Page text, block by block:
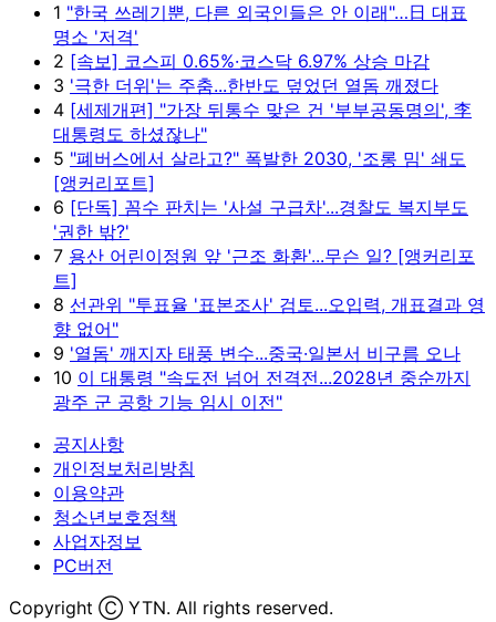
1 "한국 쓰레기뿐, 다른 외국인들은 안 이래"…日 대표
명소 '저격'
2 [속보] 코스피 0.65%·코스닥 6.97% 상승 마감
3 '극한 더위'는 주춤...한반도 덮었던 열돔 깨졌다
4 [세제개편] "가장 뒤통수 맞은 건 '부부공동명의', 李
대통령도 하셨잖나"
5 "폐버스에서 살라고?" 폭발한 2030, '조롱 밈' 쇄도
[앵커리포트]
6 [단독] 꼼수 판치는 '사설 구급차'...경찰도 복지부도
'권한 밖?'
7 용산 어린이정원 앞 '근조 화환'...무슨 일? [앵커리포
트]
8 선관위 "투표율 '표본조사' 검토...오입력, 개표결과 영
향 없어"
9 '열돔' 깨지자 태풍 변수...중국·일본서 비구름 오나
10 이 대통령 "속도전 넘어 전격전...2028년 중순까지
광주 군 공항 기능 임시 이전"
공지사항
개인정보처리방침
이용약관
청소년보호정책
사업자정보
PC버전
Copyright Ⓒ YTN. All rights reserved.